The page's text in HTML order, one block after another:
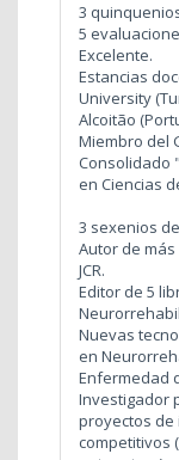
3
5
Excelente.
Estancias
University
Alcoitão
Miembro del
Consolidado
en Ciencias
3 sexenios
Autor de
JCR.
Editor de 5
Nuevas
en
Enfermedad
Investigador
proyectos de
competitivos